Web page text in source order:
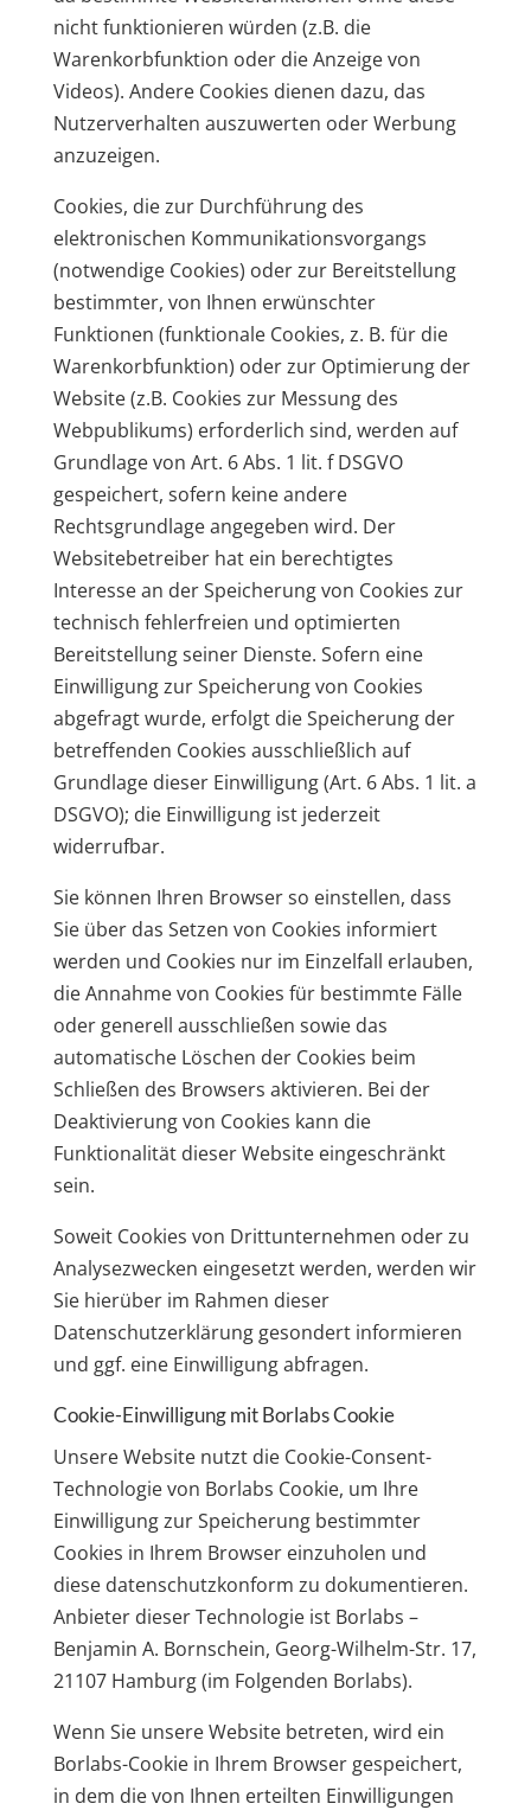
nicht funktionieren würden (z.B. die
Warenkorbfunktion oder die Anzeige von
Videos). Andere Cookies dienen dazu, das
Nutzerverhalten auszuwerten oder Werbung
anzuzeigen.
Cookies, die zur Durchführung des
elektronischen Kommunikationsvorgangs
(notwendige Cookies) oder zur Bereitstellung
bestimmter, von Ihnen erwünschter
Funktionen (funktionale Cookies, z. B. für die
Warenkorbfunktion) oder zur Optimierung der
Website (z.B. Cookies zur Messung des
Webpublikums) erforderlich sind, werden auf
Grundlage von Art. 6 Abs. 1 lit. f DSGVO
gespeichert, sofern keine andere
Rechtsgrundlage angegeben wird. Der
Websitebetreiber hat ein berechtigtes
Interesse an der Speicherung von Cookies zur
technisch fehlerfreien und optimierten
Bereitstellung seiner Dienste. Sofern eine
Einwilligung zur Speicherung von Cookies
abgefragt wurde, erfolgt die Speicherung der
betreffenden Cookies ausschließlich auf
Grundlage dieser Einwilligung (Art. 6 Abs. 1 lit. a
DSGVO); die Einwilligung ist jederzeit
widerrufbar.
Sie können Ihren Browser so einstellen, dass
Sie über das Setzen von Cookies informiert
werden und Cookies nur im Einzelfall erlauben,
die Annahme von Cookies für bestimmte Fälle
oder generell ausschließen sowie das
automatische Löschen der Cookies beim
Schließen des Browsers aktivieren. Bei der
Deaktivierung von Cookies kann die
Funktionalität dieser Website eingeschränkt
sein.
Soweit Cookies von Drittunternehmen oder zu
Analysezwecken eingesetzt werden, werden wir
Sie hierüber im Rahmen dieser
Datenschutzerklärung gesondert informieren
und ggf. eine Einwilligung abfragen.
Cookie-Einwilligung mit Borlabs Cookie
Unsere Website nutzt die Cookie-Consent-
Technologie von Borlabs Cookie, um Ihre
Einwilligung zur Speicherung bestimmter
Cookies in Ihrem Browser einzuholen und
diese datenschutzkonform zu dokumentieren.
Anbieter dieser Technologie ist Borlabs –
Benjamin A. Bornschein, Georg-Wilhelm-Str. 17,
21107 Hamburg (im Folgenden Borlabs).
Wenn Sie unsere Website betreten, wird ein
Borlabs-Cookie in Ihrem Browser gespeichert,
in dem die von Ihnen erteilten Einwilligungen